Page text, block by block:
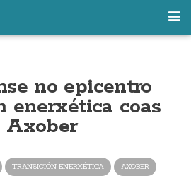
no epicentro
enerxética coas
Axober
TRANSICIÓN ENERXÉTICA AXOBER